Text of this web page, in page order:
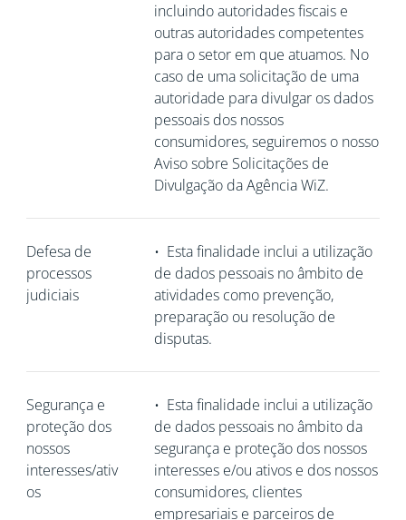
incluindo autoridades fiscais e
outras autoridades competentes
para o setor em que atuamos. No
caso de uma solicitação de uma
autoridade para divulgar os dados
pessoais dos nossos
consumidores, seguiremos o nosso
Aviso sobre Solicitações de
Divulgação da Agência WiZ.
Defesa de
processos
judiciais
• Esta finalidade inclui a utilização
de dados pessoais no âmbito de
atividades como prevenção,
preparação ou resolução de
disputas.
Segurança e
proteção dos
nossos
interesses/ativ
os
• Esta finalidade inclui a utilização
de dados pessoais no âmbito da
segurança e proteção dos nossos
interesses e/ou ativos e dos nossos
consumidores, clientes
empresariais e parceiros de